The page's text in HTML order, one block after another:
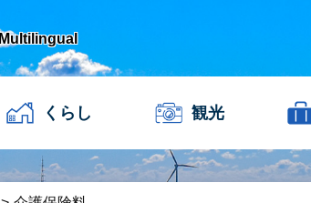
Multilingual
くらし 観光